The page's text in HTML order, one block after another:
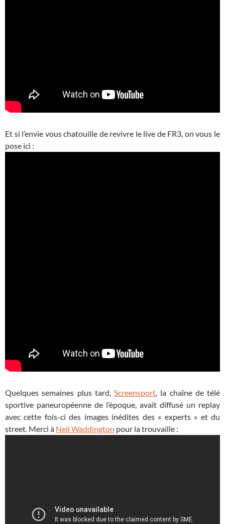
Et si l’envie vous chatouille de revivre le live de FR3, on vous le
pose ici :
Quelques semaines plus tard, Screensport, la chaîne de télé
sportive paneuropéenne de l’époque, avait diffusé un replay
avec cette fois-ci des images inédites des « experts » et du
street. Merci à Neil Waddington pour la trouvaille :